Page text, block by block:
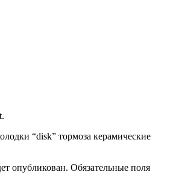
“disk” тормоза керамические
опубликован. Обязательные поля